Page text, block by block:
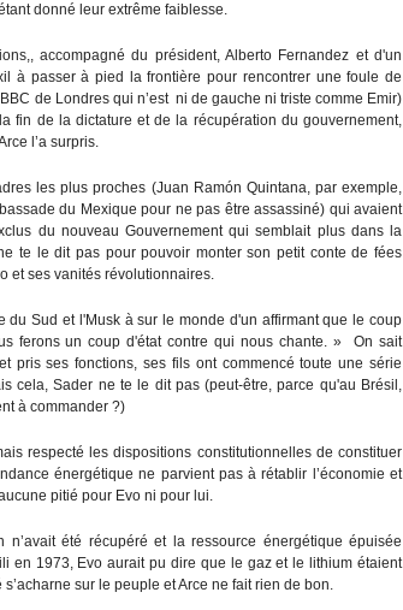
donné leur extrême faiblesse.
accompagné du président, Alberto Fernandez et d'un
à passer à pied la frontière pour rencontrer une foule de
de Londres qui n’est ni de gauche ni triste comme Emir)
fin de la dictature et de la récupération du gouvernement,
l’a surpris.
les plus proches (Juan Ramón Quintana, par exemple,
du Mexique pour ne pas être assassiné) qui avaient
du nouveau Gouvernement qui semblait plus dans la
te le dit pas pour pouvoir monter son petit conte de fées
et ses vanités révolutionnaires.
du Sud et l'Musk à sur le monde d'un affirmant que le coup
ferons un coup d'état contre qui nous chante. » On sait
pris ses fonctions, ses fils ont commencé toute une série
cela, Sader ne te le dit pas (peut-être, parce qu'au Brésil,
à commander ?)
respecté les dispositions constitutionnelles de constituer
énergétique ne parvient pas à rétablir l’économie et
pitié pour Evo ni pour lui.
été récupéré et la ressource énergétique épuisée
en 1973, Evo aurait pu dire que le gaz et le lithium étaient
sur le peuple et Arce ne fait rien de bon.